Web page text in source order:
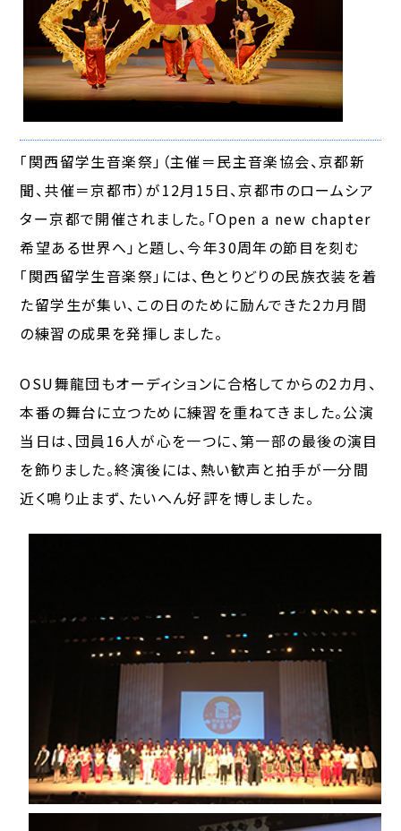
「関西留学生音楽祭」（主催＝民主音楽協会、京都新
聞、共催＝京都市）が12月15日、京都市のロームシア
ター京都で開催されました。「Open a new chapter ――
希望ある世界へ」と題し、今年30周年の節目を刻む
「関西留学生音楽祭」には、色とりどりの民族衣装を着
た留学生が集い、この日のために励んできた2カ月間
の練習の成果を発揮しました。
OSU舞龍団もオーディションに合格してからの2カ月、
本番の舞台に立つために練習を重ねてきました。公演
当日は、団員16人が心を一つに、第一部の最後の演目
を飾りました。終演後には、熱い歓声と拍手が一分間
近く鳴り止まず、たいへん好評を博しました。